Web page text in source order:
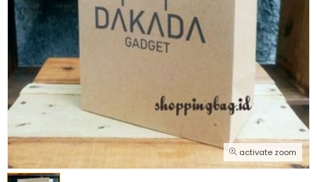
activate zoom